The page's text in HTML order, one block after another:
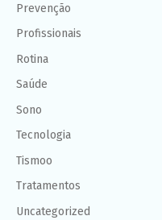
Prevenção
Profissionais
Rotina
Saúde
Sono
Tecnologia
Tismoo
Tratamentos
Uncategorized